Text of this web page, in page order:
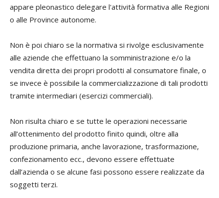
appare pleonastico delegare l'attività formativa alle Regioni
o alle Province autonome.
Non è poi chiaro se la normativa si rivolge esclusivamente
alle aziende che effettuano la somministrazione e/o la
vendita diretta dei propri prodotti al consumatore finale, o
se invece è possibile la commercializzazione di tali prodotti
tramite intermediari (esercizi commerciali).
Non risulta chiaro e se tutte le operazioni necessarie
all’ottenimento del prodotto finito quindi, oltre alla
produzione primaria, anche lavorazione, trasformazione,
confezionamento ecc., devono essere effettuate
dall’azienda o se alcune fasi possono essere realizzate da
soggetti terzi.